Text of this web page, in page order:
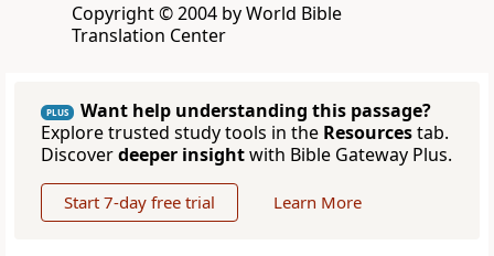
Copyright © 2004 by World Bible
Translation Center
PLUS
Want help understanding this passage?
Explore trusted study tools in the Resourcestab.
Discoverdeeper insightwith Bible Gateway Plus.
Start 7-day free trial Learn More